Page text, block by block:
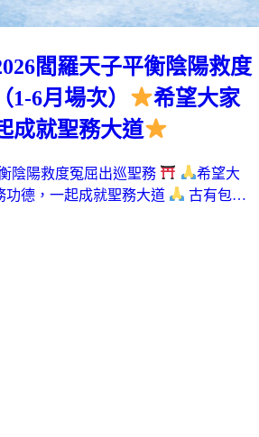
閻羅天子平衡陰陽救度
6月場次）
希望大家
成就聖務大道
陰陽救度冤屈出巡聖務
希望大
功德，一起成就聖務大道
古有包…